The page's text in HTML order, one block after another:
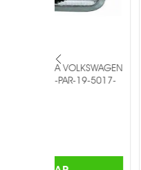
PAR DE FARO DE
GOL - MR1-